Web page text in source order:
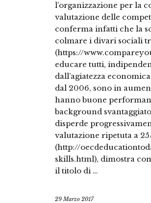
l’organizzazione per la
valutazione delle
conferma infatti che la
colmare i divari sociali
(https://
educare tutti,
dall’agiatezza
dal 2006, sono in
hanno buone
background
disperde
valutazione ripetuta a
(http://
skills.html), dimostra
il titolo di …
29 Marzo 2017